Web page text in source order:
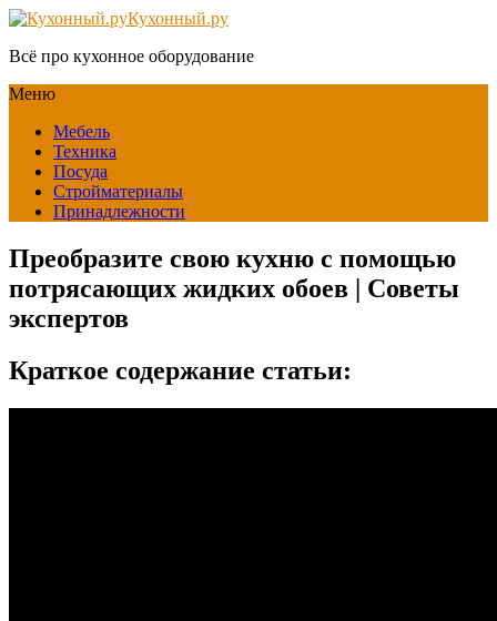
Кухонный.ру
Всё про кухонное оборудование
Меню
Мебель
Техника
Посуда
Стройматериалы
Принадлежности
Преобразите свою кухню с помощью
потрясающих жидких обоев | Советы
экспертов
Краткое содержание статьи: